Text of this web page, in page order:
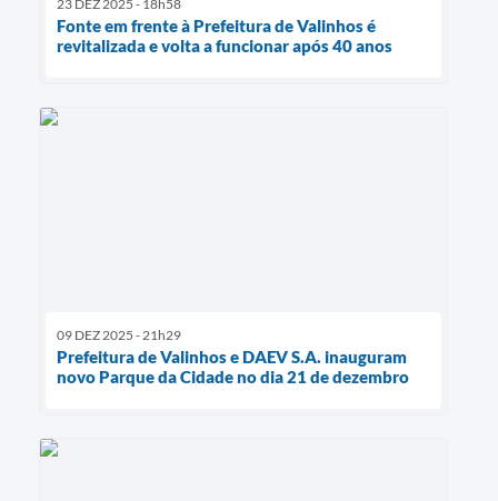
23 DEZ 2025 - 18h58
Fonte em frente à Prefeitura de Valinhos é
revitalizada e volta a funcionar após 40 anos
09 DEZ 2025 - 21h29
Prefeitura de Valinhos e DAEV S.A. inauguram
novo Parque da Cidade no dia 21 de dezembro